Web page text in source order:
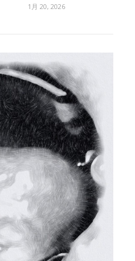
1月 20, 2026